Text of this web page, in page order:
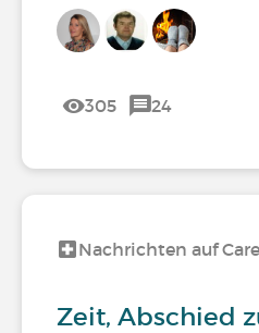
305 24
Nachrichten auf
Zeit, Abschied